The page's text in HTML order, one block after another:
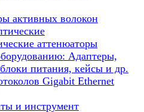
активных волокон
аттенюаторы
Адаптеры,
питания, кейсы и др.
Gigabit Ethernet